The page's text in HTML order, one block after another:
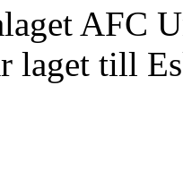
AFC
laget till